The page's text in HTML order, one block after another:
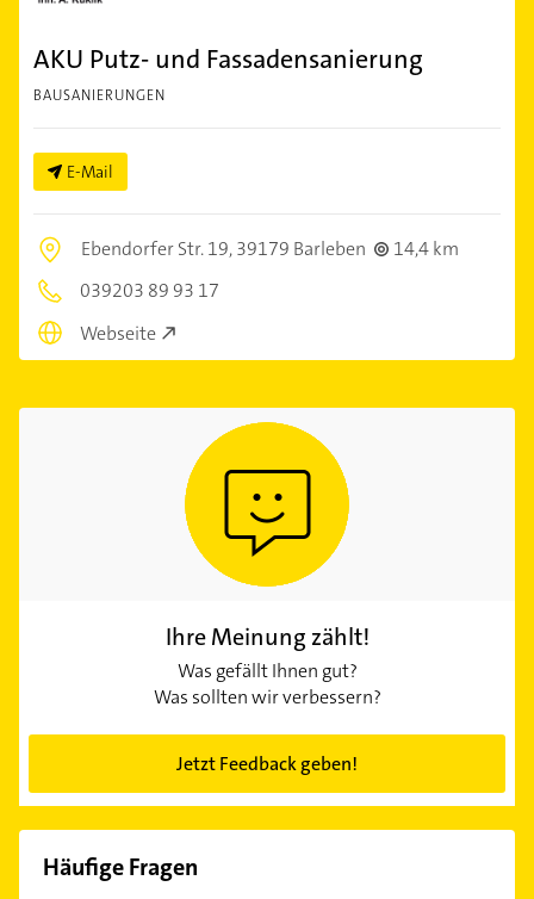
AKU Putz- und Fassadensanierung
BAUSANIERUNGEN
E-Mail
Ebendorfer Str. 19,39179 Barleben
14,4 km
039203 89 93 17
Webseite
Ihre Meinung zählt!
Was gefällt Ihnen gut?
Was sollten wir verbessern?
Jetzt Feedback geben!
Häufige Fragen